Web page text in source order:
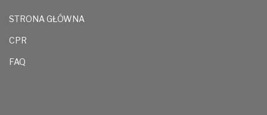
STRONA GŁÓWNA
CPR
FAQ